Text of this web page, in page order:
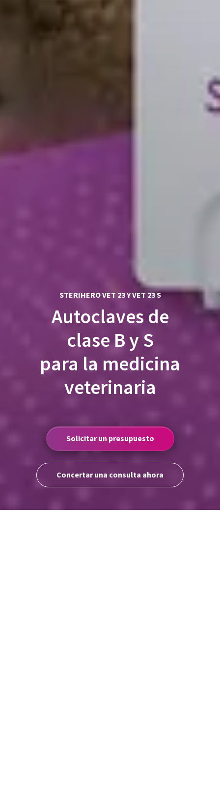
STERIHERO VET 23 Y VET 23 S
Autoclaves de
clase B y S
para la medicina
veterinaria
Solicitar un presupuesto
Concertar una consulta ahora